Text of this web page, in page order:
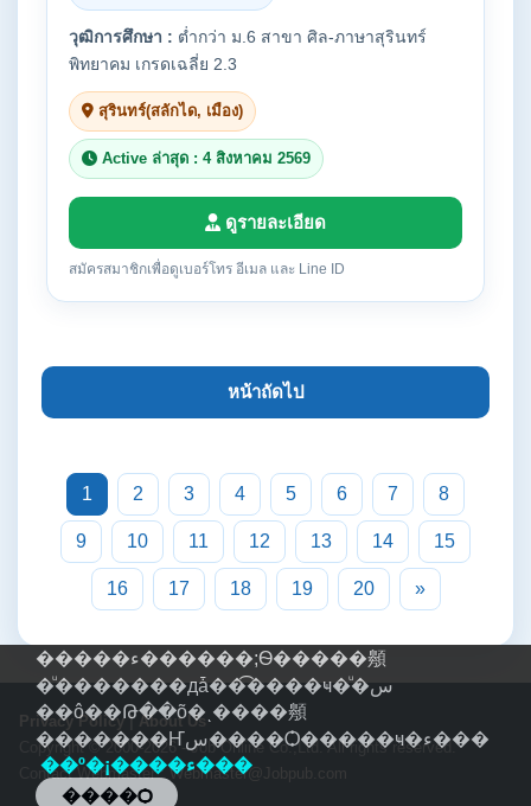
วุฒิการศึกษา : ต่ำกว่า ม.6 สาขา ศิล-ภาษาสุรินทร์
พิทยาคม เกรดเฉลี่ย 2.3
สุรินทร์(สลักได, เมือง)
Active ล่าสุด : 4 สิงหาคม 2569
ดูรายละเอียด
สมัครสมาชิกเพื่อดูเบอร์โทร อีเมล และ Line ID
หน้าถัดไป
1 2 3 4 5 6 7 8
9 10 11 12 13 14 15
16 17 18 19 20 »
Privacy Policy| About Us
Copyright © 2000-2026 - Job Online Co.,Ltd. All rights reserved.
Contact Webmaster : Webmaster@Jobpub.com
�����ء������;Ѳ�����䫵
�ͧ�������дǡ��͡����ҹ�ͧ�س
��ô��Թ��õ�ͺ����䫵
�������Ҥس����Ѻ�����ҹ�ء���
��º�¡����ء���